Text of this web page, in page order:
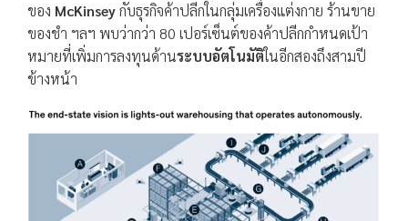
ของ McKinseyกับธุรกิจค้าปลีกในกลุ่มเครื่องแต่งกาย ร้านขาย
ของชำ ฯลฯ พบว่ากว่า 80 เปอร์เซ็นต์ของค้าปลีกกำหนดเป้า
หมายที่เพิ่มการลงทุนด้านระบบอัตโนมัติในอีกสองถึงสามปี
ข้างหน้า